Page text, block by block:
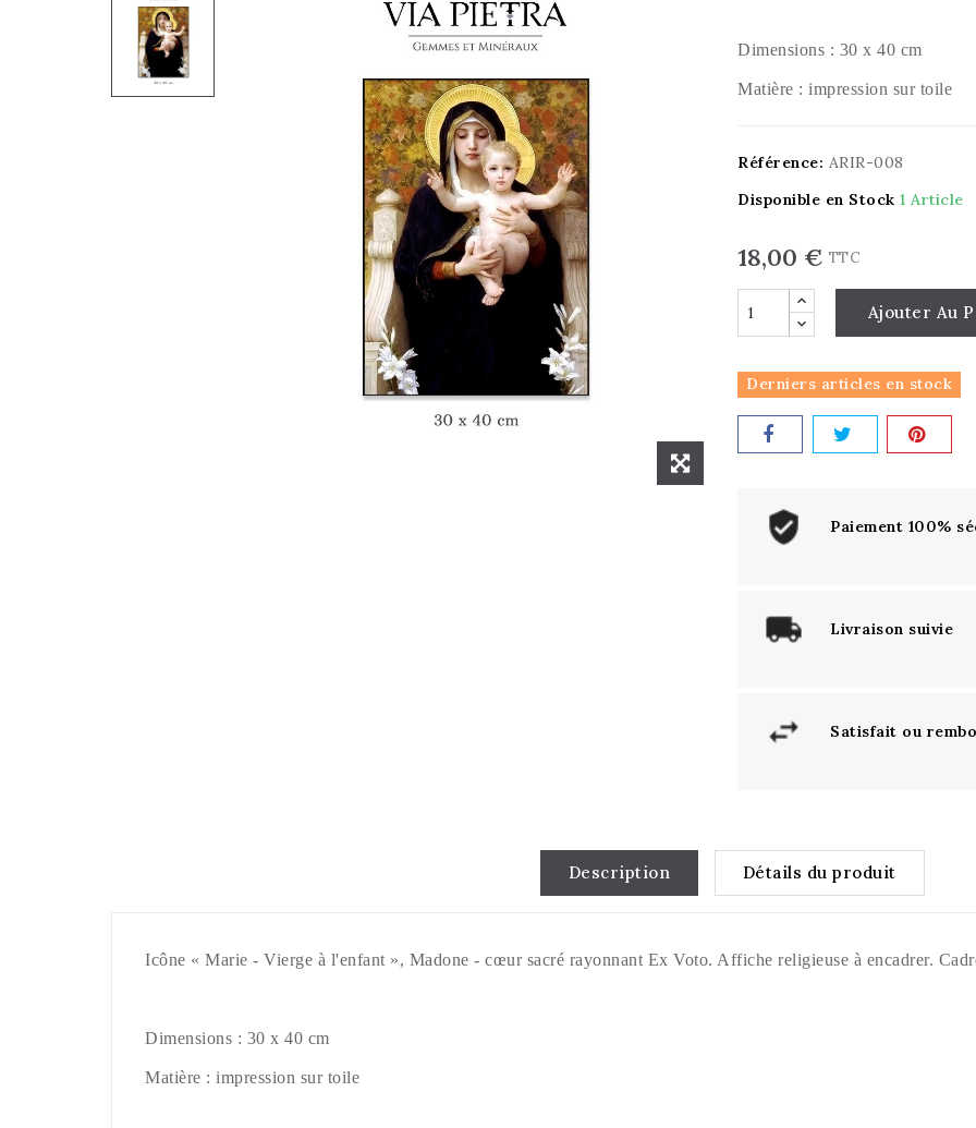
Dimensions : 30 x 40 cm
Matière : impression sur toile
Référence: ARIR-008
Disponible en Stock 1 Article
18,00 € TTC
Ajouter Au
Derniers articles en stock
Paiement 100%
Livraison suivie
Satisfait ou
Description Détails du produit
Icône « Marie - Vierge à l'enfant », Madone - cœur sacré rayonnant Ex Voto. Affiche religieuse à encadrer.
Dimensions : 30 x 40 cm
Matière : impression sur toile